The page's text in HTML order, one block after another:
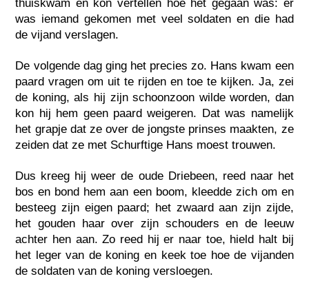
thuiskwam en kon vertellen hoe het gegaan was: er
was iemand gekomen met veel soldaten en die had
de vijand verslagen.
De volgende dag ging het precies zo. Hans kwam een
paard vragen om uit te rijden en toe te kijken. Ja, zei
de koning, als hij zijn schoonzoon wilde worden, dan
kon hij hem geen paard weigeren. Dat was namelijk
het grapje dat ze over de jongste prinses maakten, ze
zeiden dat ze met Schurftige Hans moest trouwen.
Dus kreeg hij weer de oude Driebeen, reed naar het
bos en bond hem aan een boom, kleedde zich om en
besteeg zijn eigen paard; het zwaard aan zijn zijde,
het gouden haar over zijn schouders en de leeuw
achter hen aan. Zo reed hij er naar toe, hield halt bij
het leger van de koning en keek toe hoe de vijanden
de soldaten van de koning versloegen.